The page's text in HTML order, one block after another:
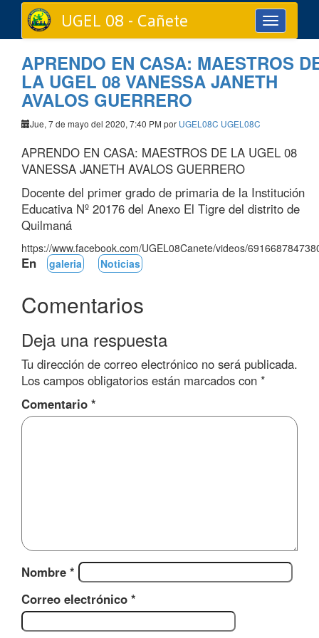
Toggle
navigation
UGEL 08 - Cañete
APRENDO EN CASA: MAESTROS
LA UGEL 08 VANESSA JANETH
AVALOS GUERRERO
Jue, 7 de mayo del 2020, 7:40 PM por UGEL08C UGEL08C
APRENDO EN CASA: MAESTROS DE LA UGEL 08
VANESSA JANETH AVALOS GUERRERO
Docente del primer grado de primaria de la Institución
Educativa Nº 20176 del Anexo El Tigre del distrito de
Quilmaná
https://www.facebook.com/UGEL08Canete/videos/
En galeria Noticias
Comentarios
Deja una respuesta
Tu dirección de correo electrónico no será publicada.
Los campos obligatorios están marcados con *
Comentario *
Nombre *
Correo electrónico *